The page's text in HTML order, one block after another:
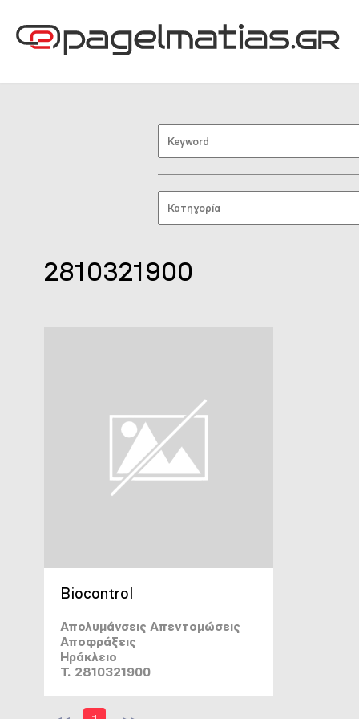
2810321900
Biocontrol
Απολυμάνσεις Απεντομώσεις
Αποφράξεις
Ηράκλειο
T. 2810321900